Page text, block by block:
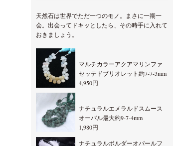
天然石は世界でただ一つのモノ。まさに一期一
会。出会ってドキッとしたら、その時手に入れて
おきましょう。
マルチカラーアクアマリンファ
セッテドブリオレット約7-7-3mm
4,950円
ナチュラルエメラルドスムース
オーバル最大約9-7-4mm
1,980円
ナチュラルボルダーオパールフ